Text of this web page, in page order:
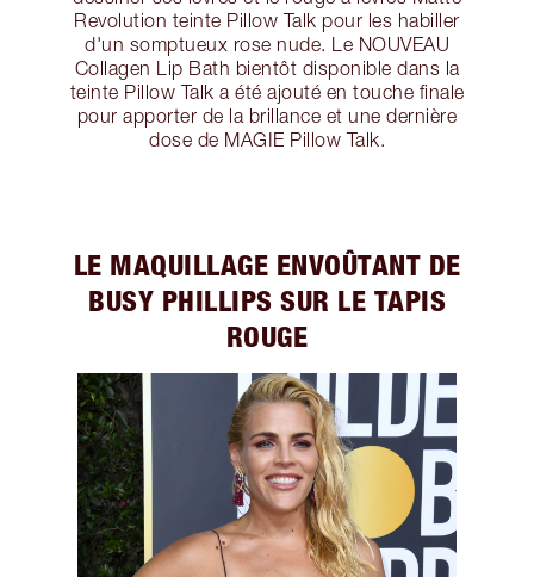
Revolution teinte Pillow Talk pour les habiller
d'un somptueux rose nude. Le NOUVEAU
Collagen Lip Bath bientôt disponible dans la
teinte Pillow Talk a été ajouté en touche finale
pour apporter de la brillance et une dernière
dose de MAGIE Pillow Talk.
LE MAQUILLAGE ENVOÛTANT DE
BUSY PHILLIPS SUR LE TAPIS
ROUGE